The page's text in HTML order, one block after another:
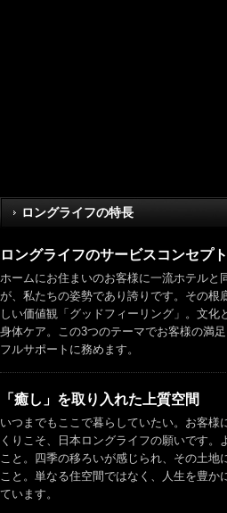
ロングライフの特長
ロングライフのサービスコンセプ
ホームにお住まいのお客様に一流ホテルと
が、私たちの姿勢であり誇りです。その根
しい価値観「グッドフィーリング」。文
身体ケア。この3つのテーマでお客様の満
フルサポートに務めます。
「癒し」を取り入れた上質空間
いつまでもここで暮らしていたい。お客様
くりこそ、日本ロングライフの願いです。
こと。四季の移ろいが感じられ、その土地
こと。単なる住空間ではなく、人生を豊か
ています。